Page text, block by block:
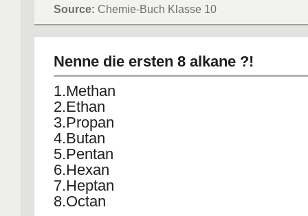
Source: Chemie-Buch Klasse 10
Nenne die ersten 8 alkane ?!
1.Methan
2.Ethan
3.Propan
4.Butan
5.Pentan
6.Hexan
7.Heptan
8.Octan